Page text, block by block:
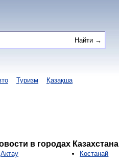
Туризм Қазақша
в городах Казахстана
Актау
Костанай